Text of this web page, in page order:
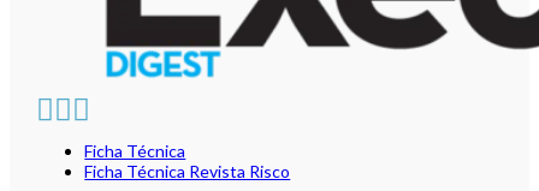
Ficha Técnica
Ficha Técnica Revista Risco